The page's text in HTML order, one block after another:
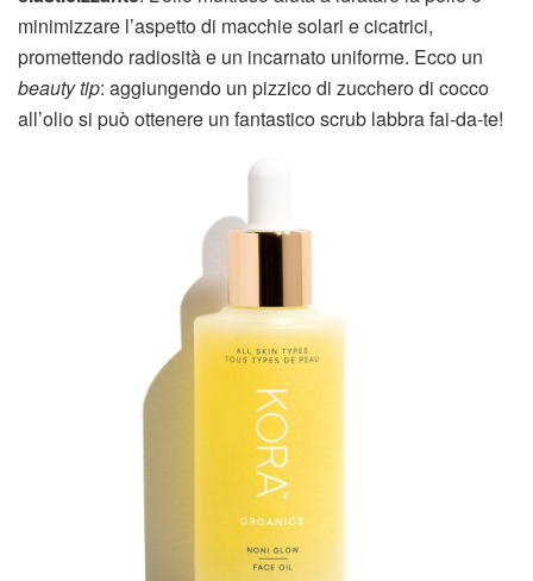
minimizzare l’aspetto di macchie solari e cicatrici,
promettendo radiosità e un incarnato uniforme. Ecco un
beauty tip: aggiungendo un pizzico di zucchero di cocco
all’olio si può ottenere un fantastico scrub labbra fai-da-te!